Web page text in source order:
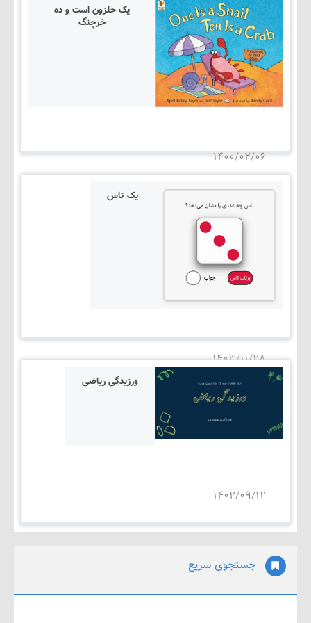
جستجوی سریع
۱۴۰۵/۰۳/۰۵
یک حلزون است و ده
۱۴۰۰/۰۲/۰۶
یک تاس
۱۴۰۳/۱۱/۲۸
ورزیدگی ریاضی
۱۴۰۲/۰۹/۱۲